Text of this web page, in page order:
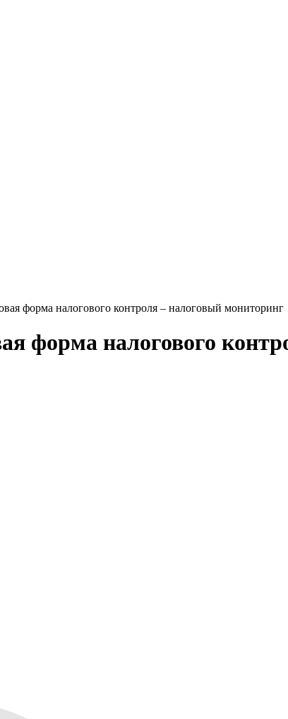
форма налогового контроля – налоговый мониторинг
форма налогового